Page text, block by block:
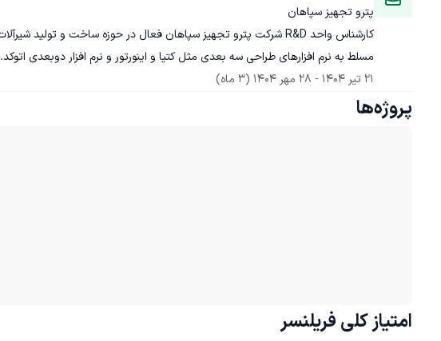
پترو تجهیز سپاهان
مسلط به نرم افزارهای طراحی سه بعدی مثل کتیا و اینورتور و نرم افزار دوبعدی اتوکد.
21 تیر 1404
- 28 مهر 1404 (3 ماه)
پروژه‌ها
امتیاز کلی فریلنسر